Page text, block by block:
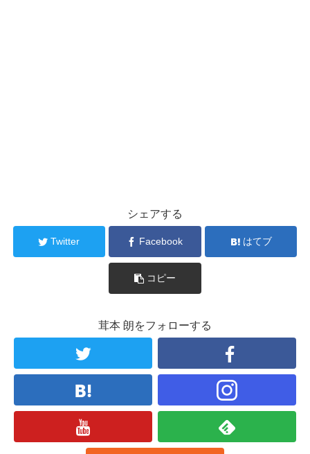
シェアする
Twitter Facebook はてブ
コピー
茸本 朗をフォローする